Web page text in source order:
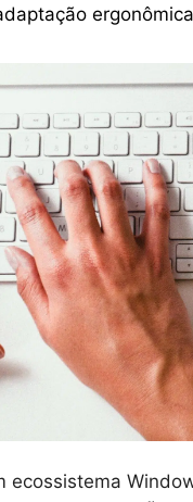
ecossistema